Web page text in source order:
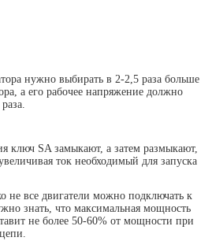
нужно выбирать в 2-2,5 раза больше
а его рабочее напряжение должно
ключ SA замыкают, а затем размыкают,
ток необходимый для запуска
не все двигатели можно подключать к
знать, что максимальная мощность
не более 50-60% от мощности при